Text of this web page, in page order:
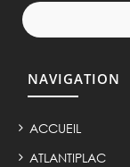
NAVIGATION
ACCUEIL
ATLANTIPLAC